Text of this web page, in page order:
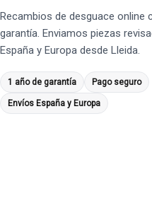
Recambios de desguace online
garantía. Enviamos piezas
España y Europa desde Lleida.
1 año de garantía Pago seguro
Envíos España y Europa